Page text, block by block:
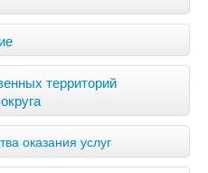
территорий
оказания услуг